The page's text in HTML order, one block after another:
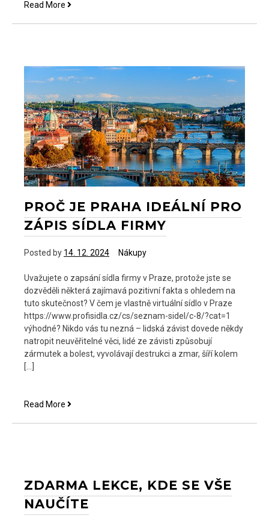
Read More Chcete
PROČ JE PRAHA IDEÁLNÍ PRO
ZÁPIS SÍDLA FIRMY
Posted by 14. 12. 2024 Nákupy
Uvažujete o zapsání sídla firmy v Praze, protože jste se
dozvěděli některá zajímavá pozitivní fakta s ohledem na
tuto skutečnost? V čem je vlastně virtuální sídlo v Praze
https://www.profisidla.cz/cs/seznam-sidel/c-8/?cat=1
výhodné? Nikdo vás tu nezná – lidská závist dovede někdy
natropit neuvěřitelné věci, lidé ze závisti způsobují
zármutek a bolest, vyvolávají destrukci a zmar, šíří kolem
[…]
Read More Proč
sídla
firmy
ZDARMA LEKCE, KDE SE VŠE
NAUČÍTE